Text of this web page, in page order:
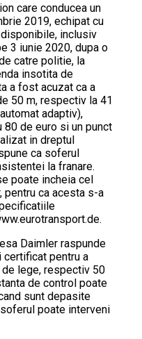
care conducea un
2019, echipat cu
inclusiv
3 iunie 2020, dupa o
catre politie, la
insotita de
a fost acuzat ca a
50 m, respectiv la 41
adaptiv),
80 de euro si un punct
in dreptul
ca soferul
la franare.
poate incheia cel
pentru ca acesta s-a
Daimler raspunde
pentru a
lege, respectiv 50
de control poate
sunt depasite
poate interveni